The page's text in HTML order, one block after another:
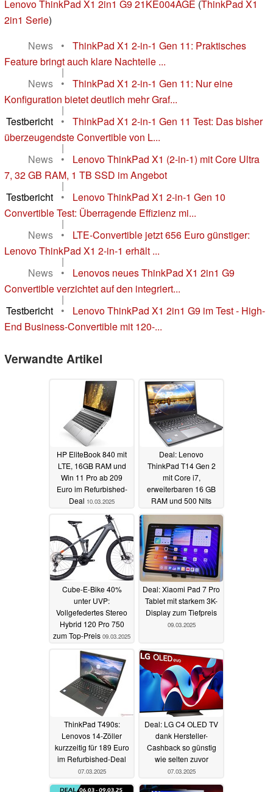
Lenovo ThinkPad X1 2in1 G9 21KE004AGE (ThinkPad X1
2in1 Serie)
News
•
ThinkPad X1 2-in-1 Gen 11: Praktisches
Feature bringt auch klare Nachteile ...
|
News
•
ThinkPad X1 2-in-1 Gen 11: Nur eine
Konfiguration bietet deutlich mehr Graf...
|
Testbericht
•
ThinkPad X1 2-in-1 Gen 11 Test: Das bisher
überzeugendste Convertible von L...
|
News
•
Lenovo ThinkPad X1 (2-in-1) mit Core Ultra
7, 32 GB RAM, 1 TB SSD im Angebot
|
Testbericht
•
Lenovo ThinkPad X1 2-in-1 Gen 10
Convertible Test: Überragende Effizienz mi...
|
News
•
LTE-Convertible jetzt 656 Euro günstiger:
Lenovo ThinkPad X1 2-in-1 erhält ...
|
News
•
Lenovos neues ThinkPad X1 2in1 G9
Convertible verzichtet auf den integriert...
|
Testbericht
•
Lenovo ThinkPad X1 2in1 G9 im Test - High-
End Business-Convertible mit 120-...
Verwandte Artikel
HP EliteBook 840 mit
LTE, 16GB RAM und
Win 11 Pro ab 209
Euro im Refurbished-
Deal 10.03.2025
Deal: Lenovo
ThinkPad T14 Gen 2
mit Core i7,
erweiterbaren 16 GB
RAM und 500 Nits
Touch zum
Refurbished-Sparpreis
10.03.2025
Cube-E-Bike 40%
unter UVP:
Vollgefedertes Stereo
Hybrid 120 Pro 750
zum Top-Preis 09.03.2025
Deal: Xiaomi Pad 7 Pro
Tablet mit starkem 3K-
Display zum Tiefpreis
09.03.2025
ThinkPad T490s:
Lenovos 14-Zöller
kurzzeitig für 189 Euro
im Refurbished-Deal
07.03.2025
Deal: LG C4 OLED TV
dank Hersteller-
Cashback so günstig
wie selten zuvor
07.03.2025